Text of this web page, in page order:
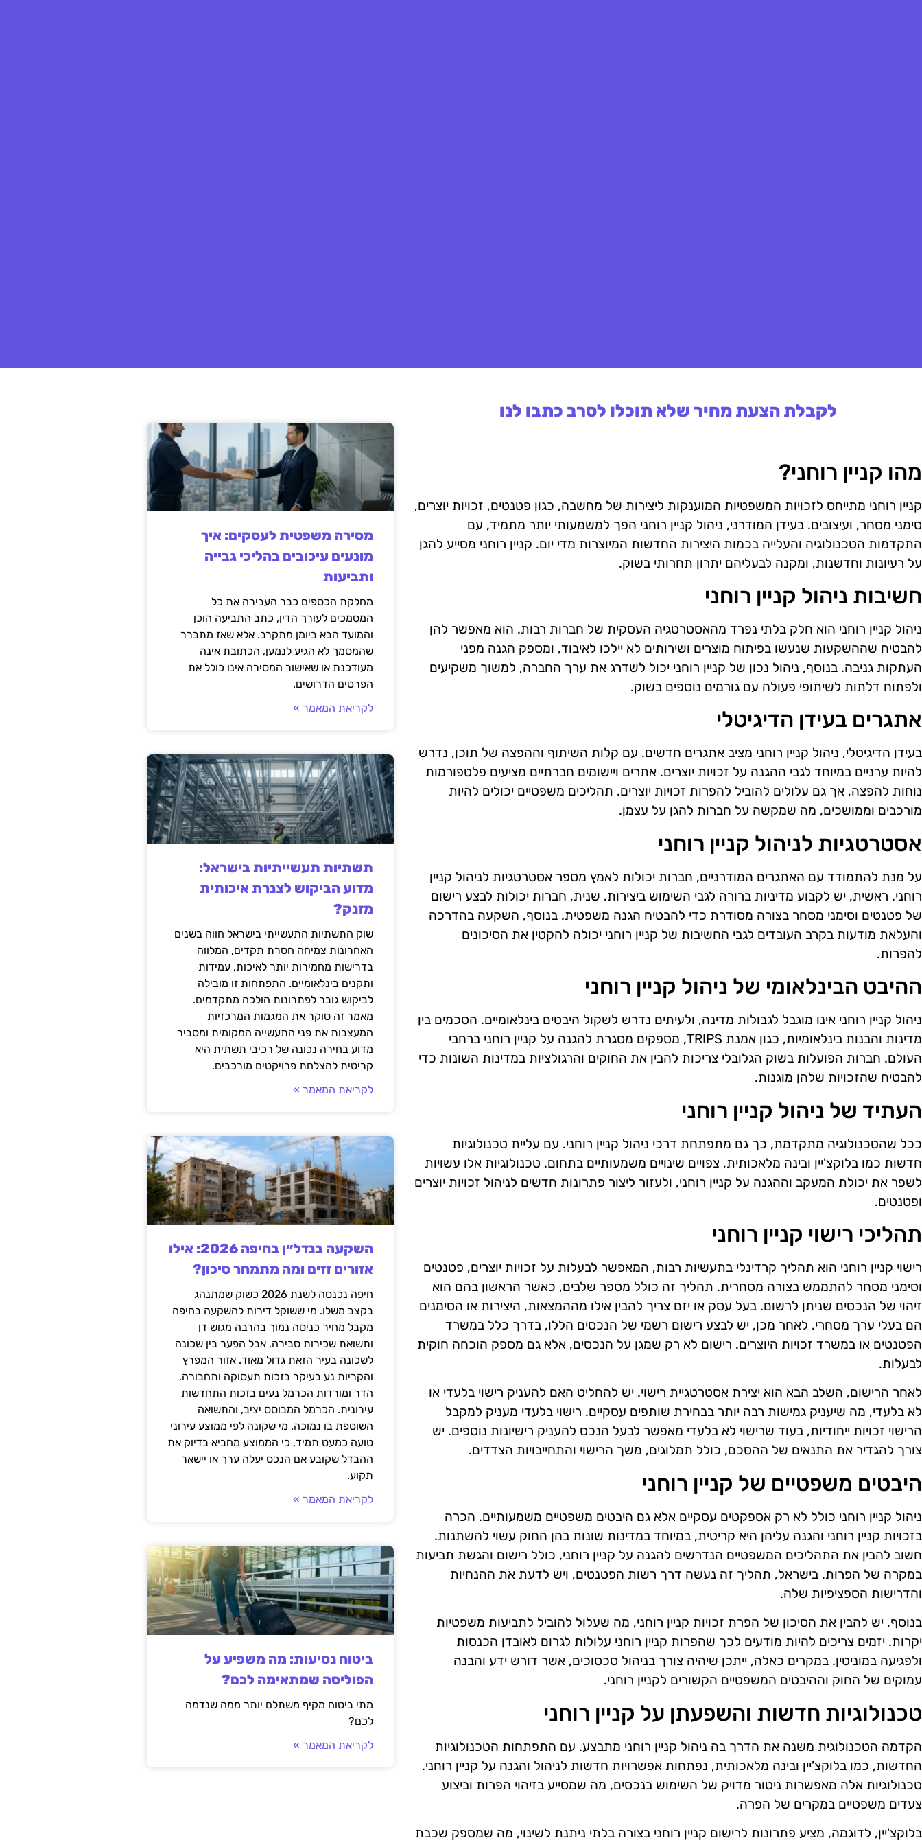
לקבלת הצעת מחיר שלא תוכלו לסרב כתבו לנו
מהו קניין רוחני?
קניין רוחני מתייחס לזכויות המשפטיות המוענקות ליצירות של מחשבה, כגון פטנטים, זכויות יוצרים,
סימני מסחר, ועיצובים. בעידן המודרני, ניהול קניין רוחני הפך למשמעותי יותר מתמיד, עם
התקדמות הטכנולוגיה והעלייה בכמות היצירות החדשות המיוצרות מדי יום. קניין רוחני מסייע להגן
על רעיונות וחדשנות, ומקנה לבעליהם יתרון תחרותי בשוק.
חשיבות ניהול קניין רוחני
ניהול קניין רוחני הוא חלק בלתי נפרד מהאסטרטגיה העסקית של חברות רבות. הוא מאפשר להן
להבטיח שההשקעות שנעשו בפיתוח מוצרים ושירותים לא יילכו לאיבוד, ומספק הגנה מפני
העתקות גניבה. בנוסף, ניהול נכון של קניין רוחני יכול לשדרג את ערך החברה, למשוך משקיעים
ולפתוח דלתות לשיתופי פעולה עם גורמים נוספים בשוק.
אתגרים בעידן הדיגיטלי
בעידן הדיגיטלי, ניהול קניין רוחני מציב אתגרים חדשים. עם קלות השיתוף וההפצה של תוכן, נדרש
להיות ערניים במיוחד לגבי ההגנה על זכויות יוצרים. אתרים ויישומים חברתיים מציעים פלטפורמות
נוחות להפצה, אך גם עלולים להוביל להפרות זכויות יוצרים. תהליכים משפטיים יכולים להיות
מורכבים וממושכים, מה שמקשה על חברות להגן על עצמן.
אסטרטגיות לניהול קניין רוחני
על מנת להתמודד עם האתגרים המודרניים, חברות יכולות לאמץ מספר אסטרטגיות לניהול קניין
רוחני. ראשית, יש לקבוע מדיניות ברורה לגבי השימוש ביצירות. שנית, חברות יכולות לבצע רישום
של פטנטים וסימני מסחר בצורה מסודרת כדי להבטיח הגנה משפטית. בנוסף, השקעה בהדרכה
והעלאת מודעות בקרב העובדים לגבי החשיבות של קניין רוחני יכולה להקטין את הסיכונים
להפרות.
ההיבט הבינלאומי של ניהול קניין רוחני
ניהול קניין רוחני אינו מוגבל לגבולות מדינה, ולעיתים נדרש לשקול היבטים בינלאומיים. הסכמים בין
מדינות והבנות בינלאומיות, כגון אמנת TRIPS, מספקים מסגרת להגנה על קניין רוחני ברחבי
העולם. חברות הפועלות בשוק הגלובלי צריכות להבין את החוקים והרגולציות במדינות השונות כדי
להבטיח שהזכויות שלהן מוגנות.
העתיד של ניהול קניין רוחני
ככל שהטכנולוגיה מתקדמת, כך גם מתפתחת דרכי ניהול קניין רוחני. עם עליית טכנולוגיות
חדשות כמו בלוקצ'יין ובינה מלאכותית, צפויים שינויים משמעותיים בתחום. טכנולוגיות אלו עשויות
לשפר את יכולת המעקב וההגנה על קניין רוחני, ולעזור ליצור פתרונות חדשים לניהול זכויות יוצרים
ופטנטים.
תהליכי רישוי קניין רוחני
רישוי קניין רוחני הוא תהליך קרדינלי בתעשיות רבות, המאפשר לבעלות על זכויות יוצרים, פטנטים
וסימני מסחר להתממש בצורה מסחרית. תהליך זה כולל מספר שלבים, כאשר הראשון בהם הוא
זיהוי של הנכסים שניתן לרשום. בעל עסק או יזם צריך להבין אילו מההמצאות, היצירות או הסימנים
הם בעלי ערך מסחרי. לאחר מכן, יש לבצע רישום רשמי של הנכסים הללו, בדרך כלל במשרד
הפטנטים או במשרד זכויות היוצרים. רישום לא רק שמגן על הנכסים, אלא גם מספק הוכחה חוקית
לבעלות.
לאחר הרישום, השלב הבא הוא יצירת אסטרטגיית רישוי. יש להחליט האם להעניק רישוי בלעדי או
לא בלעדי, מה שיעניק גמישות רבה יותר בבחירת שותפים עסקיים. רישוי בלעדי מעניק למקבל
הרישוי זכויות ייחודיות, בעוד שרישוי לא בלעדי מאפשר לבעל הנכס להעניק רישיונות נוספים. יש
צורך להגדיר את התנאים של ההסכם, כולל תמלוגים, משך הרישוי והתחייבויות הצדדים.
היבטים משפטיים של קניין רוחני
ניהול קניין רוחני כולל לא רק אספקטים עסקיים אלא גם היבטים משפטיים משמעותיים. הכרה
בזכויות קניין רוחני והגנה עליהן היא קריטית, במיוחד במדינות שונות בהן החוק עשוי להשתנות.
חשוב להבין את התהליכים המשפטיים הנדרשים להגנה על קניין רוחני, כולל רישום והגשת תביעות
במקרה של הפרות. בישראל, תהליך זה נעשה דרך רשות הפטנטים, ויש לדעת את ההנחיות
והדרישות הספציפיות שלה.
בנוסף, יש להבין את הסיכון של הפרת זכויות קניין רוחני, מה שעלול להוביל לתביעות משפטיות
יקרות. יזמים צריכים להיות מודעים לכך שהפרות קניין רוחני עלולות לגרום לאובדן הכנסות
ולפגיעה במוניטין. במקרים כאלה, ייתכן שיהיה צורך בניהול סכסוכים, אשר דורש ידע והבנה
עמוקים של החוק וההיבטים המשפטיים הקשורים לקניין רוחני.
טכנולוגיות חדשות והשפעתן על קניין רוחני
הקדמה הטכנולוגית משנה את הדרך בה ניהול קניין רוחני מתבצע. עם התפתחות הטכנולוגיות
החדשות, כמו בלוקצ'יין ובינה מלאכותית, נפתחות אפשרויות חדשות לניהול והגנה על קניין רוחני.
טכנולוגיות אלה מאפשרות ניטור מדויק של השימוש בנכסים, מה שמסייע בזיהוי הפרות וביצוע
צעדים משפטיים במקרים של הפרה.
בלוקצ'יין, לדוגמה, מציע פתרונות לרישום קניין רוחני בצורה בלתי ניתנת לשינוי, מה שמספק שכבת
מסירה משפטית לעסקים: איך
מונעים עיכובים בהליכי גבייה
ותביעות
מחלקת הכספים כבר העבירה את כל
המסמכים לעורך הדין, כתב התביעה הוכן
והמועד הבא ביומן מתקרב. אלא שאז מתברר
שהמסמך לא הגיע לנמען, הכתובת אינה
מעודכנת או שאישור המסירה אינו כולל את
הפרטים הדרושים.
לקריאת המאמר »
תשתיות תעשייתיות בישראל:
מדוע הביקוש לצנרת איכותית
מזנק?
שוק התשתיות התעשייתי בישראל חווה בשנים
האחרונות צמיחה חסרת תקדים, המלווה
בדרישות מחמירות יותר לאיכות, עמידות
ותקנים בינלאומיים. התפתחות זו מובילה
לביקוש גובר לפתרונות הולכה מתקדמים.
מאמר זה סוקר את המגמות המרכזיות
המעצבות את פני התעשייה המקומית ומסביר
מדוע בחירה נכונה של רכיבי תשתית היא
קריטית להצלחת פרויקטים מורכבים.
לקריאת המאמר »
השקעה בנדל״ן בחיפה 2026: אילו
אזורים זזים ומה מתמחר סיכון?
חיפה נכנסה לשנת 2026 כשוק שמתנהג
בקצב משלו. מי ששוקל דירות להשקעה בחיפה
מקבל מחיר כניסה נמוך בהרבה מגוש דן
ותשואת שכירות סבירה, אבל הפער בין שכונה
לשכונה בעיר הזאת גדול מאוד. אזור המפרץ
והקריות נע בעיקר בזכות תעסוקה ותחבורה.
הדר ומורדות הכרמל נעים בזכות התחדשות
עירונית. הכרמל המבוסס יציב, והתשואה
השוטפת בו נמוכה. מי שקונה לפי ממוצע עירוני
טועה כמעט תמיד, כי הממוצע מחביא בדיוק את
ההבדל שקובע אם הנכס יעלה ערך או יישאר
תקוע.
לקריאת המאמר »
ביטוח נסיעות: מה משפיע על
הפוליסה שמתאימה לכם?
מתי ביטוח מקיף משתלם יותר ממה שנדמה
לכם?
לקריאת המאמר »